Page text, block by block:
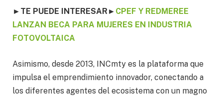
► TE PUEDE INTERESAR ► CPEF Y REDMEREE
LANZAN BECA PARA MUJERES EN INDUSTRIA
FOTOVOLTAICA
Asimismo, desde 2013, INCmty es la plataforma que
impulsa el emprendimiento innovador, conectando a
los diferentes agentes del ecosistema con un magno